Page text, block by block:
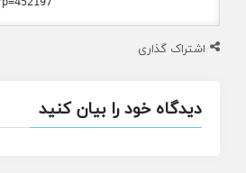
اشتراک گذاری
دیدگاه خود را بیان کنید